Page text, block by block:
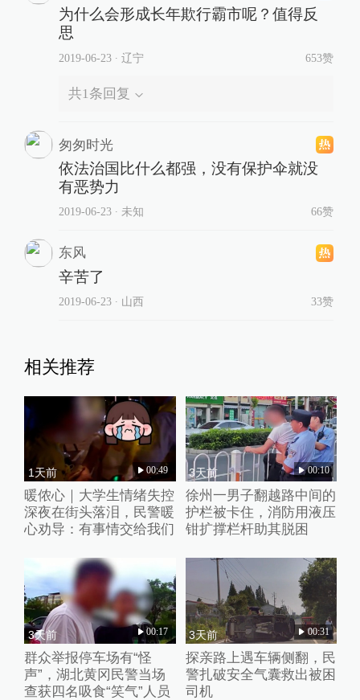
为什么会形成长年欺行霸市呢？值得反
思
2019-06-23∙ 辽宁 653赞
共1条回复
匆匆时光
依法治国比什么都强，没有保护伞就没
有恶势力
2019-06-23∙ 未知 66赞
东风
辛苦了
2019-06-23∙ 山西 33赞
相关推荐
1天前 00:49
暖侬心｜大学生情绪失控
深夜在街头落泪，民警暖
心劝导：有事情交给我们
3天前 00:10
徐州一男子翻越路中间的
护栏被卡住，消防用液压
钳扩撑栏杆助其脱困
3天前 00:17
群众举报停车场有“怪
声”，湖北黄冈民警当场
查获四名吸食“笑气”人员
3天前 00:31
探亲路上遇车辆侧翻，民
警扎破安全气囊救出被困
司机